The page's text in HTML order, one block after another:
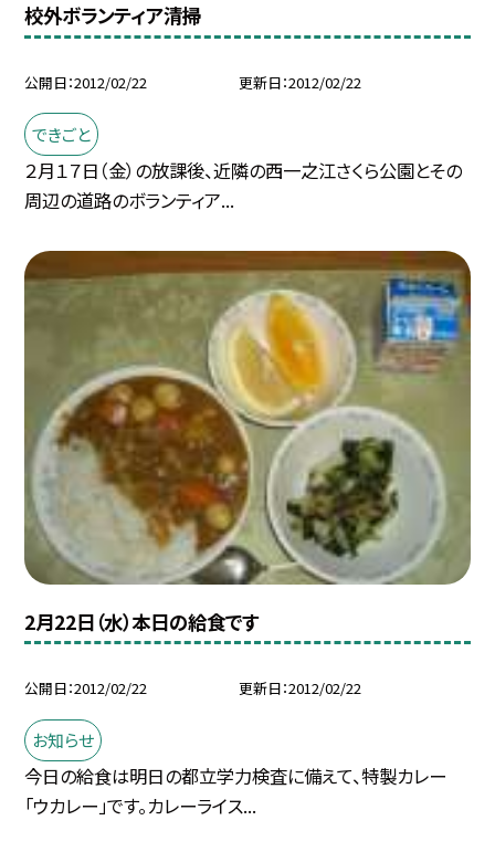
校外ボランティア清掃
公開日 2012/02/22 更新日 2012/02/22
できごと
２月１７日（金）の放課後、近隣の西一之江さくら公園とその
周辺の道路のボランティア...
2月22日（水）本日の給食です
公開日 2012/02/22 更新日 2012/02/22
お知らせ
今日の給食は明日の都立学力検査に備えて、特製カレー
「ウカレー」です。カレーライス...